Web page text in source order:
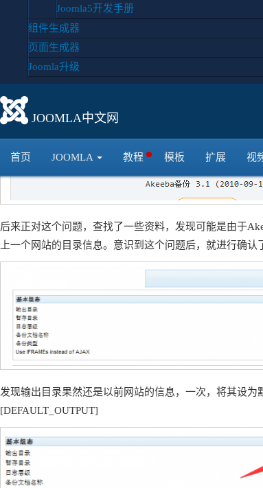
Joomla5开发手册
组件生成器
页面生成器
Joomla升级
JOOMLA中文网
首页 JOOMLA 教程 模板 扩展 视
后来正对这个问题，查找了一些资料，发现可能是由于
上一个网站的目录信息。意识到这个问题后，就进行确认
发现输出目录果然还是以前网站的信息，一次，将其设为
[DEFAULT_OUTPUT]